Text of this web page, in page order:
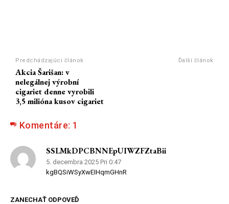
Predchádzajúci článok
Akcia Šarišan: v
nelegálnej výrobní
cigariet denne vyrobili
3,5 milióna kusov cigariet
Ďalší článok
Komentáre: 1
SSLMkDPCBNNEpUIWZFZtaBii
5. decembra 2025 Pri 0:47
kgBQSiWSyXwEIHqmGHnR
ZANECHAŤ ODPOVEĎ